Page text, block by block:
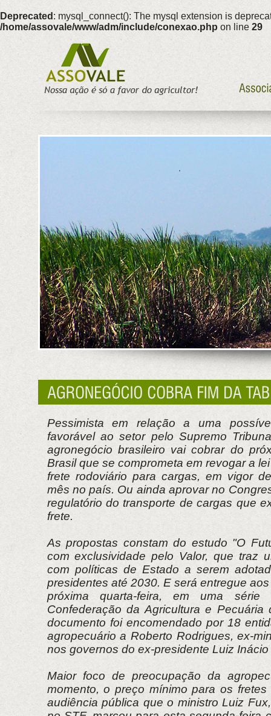
Deprecated : mysql_connect(): The mysql extension is
/home/assovale/www/adm/include/conexao.php on line 29
Pessimista em relação a uma
favorável ao setor pelo Supremo
agronegócio brasileiro vai cobrar do
Brasil que se comprometa em revogar a
frete rodoviário para cargas, em vigor
mês no país. Ou ainda aprovar no
regulatório do transporte de cargas que
frete.
As propostas constam do estudo "O
com exclusividade pelo Valor, que traz
com políticas de Estado a serem
presidentes até 2030. E será entregue
próxima quarta-feira, em uma
Confederação da Agricultura e Pecuária
documento foi encomendado por 18
agropecuário a Roberto Rodrigues, ex-
nos governos do ex-presidente Luiz
Maior foco de preocupação da
momento, o preço mínimo para os
audiência pública que o ministro Luiz